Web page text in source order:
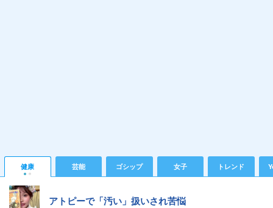
健康 芸能 ゴシップ 女子 トレンド
アトピーで「汚い」扱いされ苦悩